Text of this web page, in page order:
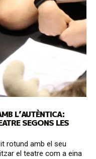
L’AUTÈNTICA:
SEGONS LES
rotund amb el seu
el teatre com a eina